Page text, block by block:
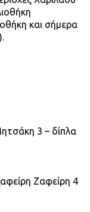
και σήμερα
3 – δίπλα
Ζαφείρη 4